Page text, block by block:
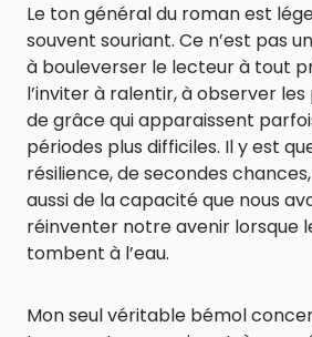
Le ton général du roman est
souvent souriant. Ce n’est pas
à bouleverser le lecteur à tout
l’inviter à ralentir, à observer
de grâce qui apparaissent
périodes plus difficiles. Il y est
résilience, de secondes
aussi de la capacité que nous
réinventer notre avenir lorsque
tombent à l’eau.
Mon seul véritable bémol